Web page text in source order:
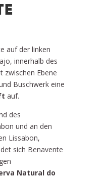
auf der linken
innerhalb des
zwischen Ebene
Buschwerk eine
auf.
des
und an den
Lissabon,
sich Benavente
Natural do